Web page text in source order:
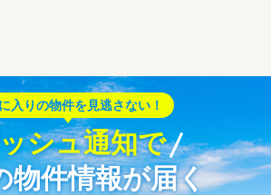
入りの物件を見逃さない！
シュ通知で
物件情報が届く